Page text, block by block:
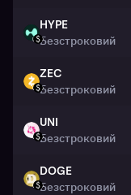
HYPE
USD
HYPE
Безстроковий
ZEC
USD
ZEC
Безстроковий
UNI
USD
UNI
Безстроковий
DOGE
USD
DOGE
Безстроковий